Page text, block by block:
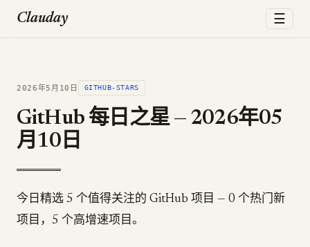
Clauday ☰
2026年5月10日 GITHUB-STARS
GitHub 每日之星 — 2026年05
月10日
今日精选 5 个值得关注的 GitHub 项目 — 0 个热门新
项目，5 个高增速项目。